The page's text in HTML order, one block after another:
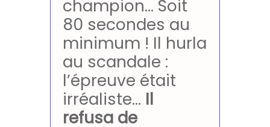
champion… Soit
80 secondes au
minimum ! Il hurla
au scandale :
l’épreuve était
irréaliste… Il
refusa de